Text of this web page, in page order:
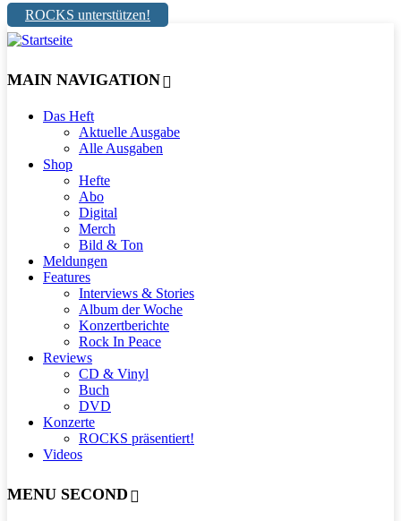
ROCKS unterstützen!
MAIN NAVIGATION
Das Heft
Aktuelle Ausgabe
Alle Ausgaben
Shop
Hefte
Abo
Digital
Merch
Bild & Ton
Meldungen
Features
Interviews & Stories
Album der Woche
Konzertberichte
Rock In Peace
Reviews
CD & Vinyl
Buch
DVD
Konzerte
ROCKS präsentiert!
Videos
MENU SECOND